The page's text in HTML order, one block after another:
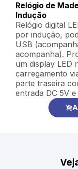
Relógio de
Indução
Relógio digital
por indução,
USB
acompanha).
um display LED
carregamento
parte traseira
entrada DC 5V